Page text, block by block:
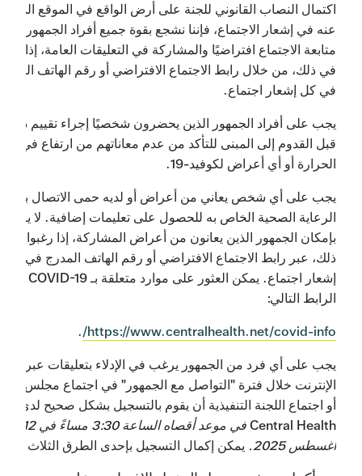
اكتمال النصاب القانوني للجنة على أرض الواقع في الموقع المعلن
عنه في إشعار الاجتماع، فإننا نشجع بقوة جميع أفراد الجمهور على
متابعة الاجتماع افتراضيًا والمشاركة في التعليقات العامة، إذا
في ذلك، من خلال رابط الاجتماع الافتراضي أو رقم الهاتف
في كل إشعار اجتماع.
يجب على أفراد الجمهور الذين يحضرون شخصيًا إجراء تقييم ذاتي
قبل القدوم إلى المبنى للتأكد من عدم معاناتهم من ارتفاع في
الحرارة أو أي أعراض لكوفيد-19.
يجب على أي شخص يعاني من أعراض أو لديه حمى الاتصال
الرعاية الصحية الخاص به للحصول على تعليمات إضافية. لا يزال
بإمكان الجمهور الذين يعانون من أعراض المشاركة، إذا رغبوا في
ذلك، عبر رابط الاجتماع الافتراضي أو رقم الهاتف المدرج في كل
الرابط التالي:
https://www.centralhealth.net/covid-info/
.
يجب على أي فرد من الجمهور يرغب في الإدلاء بتعليقات عبر
الإنترنت خلال فترة "التواصل مع الجمهور" في اجتماع مجلس
أو اجتماع اللجنة التنفيذية أن يقوم بالتسجيل بشكل صحيح لدى
Central Health
في موعد أقصاه الساعة 3:30 مساءً في 12
أغسطس 2025.
يمكن إكمال التسجيل بإحدى الطرق الثلاث